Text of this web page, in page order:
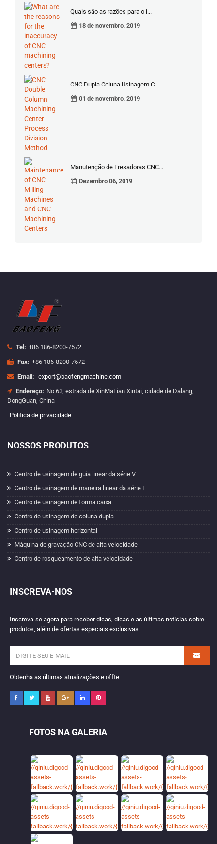
Quais são as razões para o i...
18 de novembro, 2019
CNC Dupla Coluna Usinagem C...
01 de novembro, 2019
Manutenção de Fresadoras CNC...
Dezembro 06, 2019
Tel: +86 186-8200-7572
Fax: +86 186-8200-7572
Email: export@baofengmachine.com
Endereço: No.63, estrada de XinMaLian Xintai, cidade de Dalang,
DongGuan, China
Política de privacidade
NOSSOS PRODUTOS
Centro de usinagem de guia linear da série V
Centro de usinagem de maneira linear da série L
Centro de usinagem de forma caixa
Centro de usinagem de coluna dupla
Centro de usinagem horizontal
Máquina de gravação CNC de alta velocidade
Centro de rosqueamento de alta velocidade
INSCREVA-NOS
Inscreva-se agora para receber dicas, dicas e as últimas notícias sobre
produtos, além de ofertas especiais exclusivas
Obtenha as últimas atualizações e offte
FOTOS NA GALERIA